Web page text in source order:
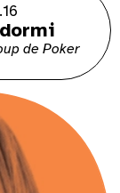
de Poker